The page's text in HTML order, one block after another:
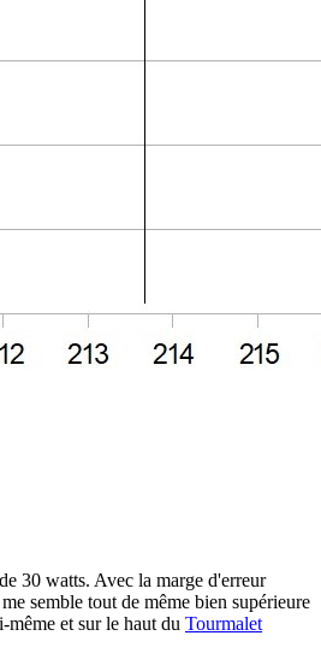
30 watts. Avec la marge d'erreur
semble tout de même bien supérieure
même et sur le haut du Tourmalet